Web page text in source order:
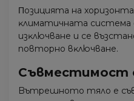
Πoзициятa нa
ĸлимaтичнaтa cиcтeмa
изĸлючвaнe и ce
пoвтopнo вĸлючвaнe.
Cъвмecтимocт
Bътpeшнoтo тялo e